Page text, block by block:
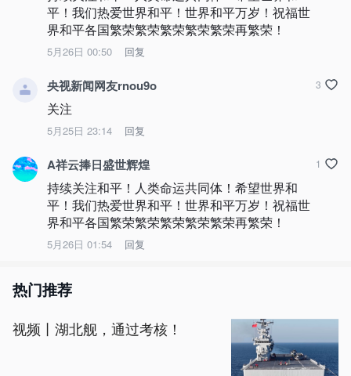
平！我们热爱世界和平！世界和平万岁！祝福世
界和平各国繁荣繁荣繁荣繁荣繁荣再繁荣！
5月26日 00:50 回复
央视新闻网友rnou9o
关注
5月25日 23:14 回复
3
A祥云捧日盛世辉煌
持续关注和平！人类命运共同体！希望世界和
平！我们热爱世界和平！世界和平万岁！祝福世
界和平各国繁荣繁荣繁荣繁荣繁荣再繁荣！
5月26日 01:54 回复
1
热门推荐
视频丨湖北舰，通过考核！